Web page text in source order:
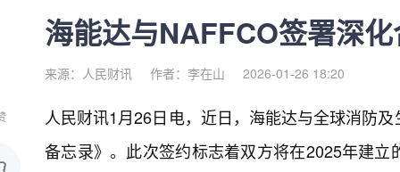
海能达与NAFFCO签署深
来源：人民财讯 作者：李在山 2026-01-26 18:20
人民财讯1月26日电， 近日，海能达与全球消防
备忘录》。此次签约标志着双方将在2025年建